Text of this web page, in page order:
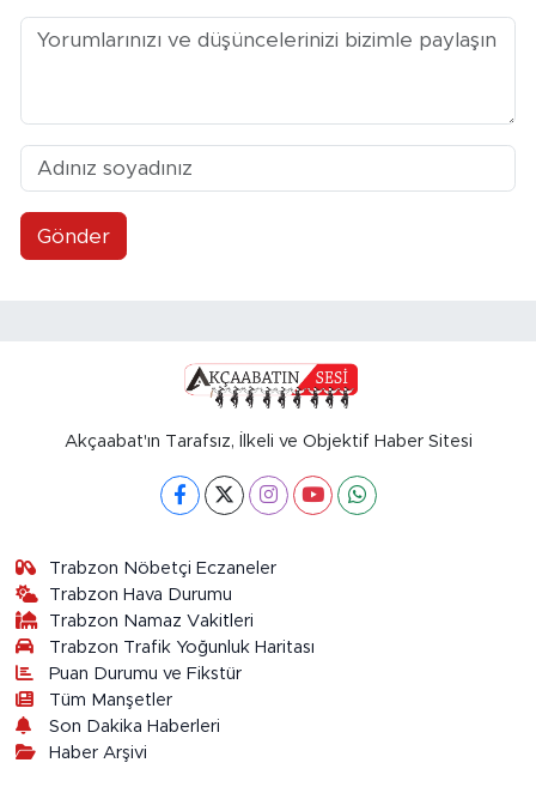
Gönder
Akçaabat'ın Tarafsız, İlkeli ve Objektif Haber Sitesi
Trabzon Nöbetçi Eczaneler
Trabzon Hava Durumu
Trabzon Namaz Vakitleri
Trabzon Trafik Yoğunluk Haritası
Puan Durumu ve Fikstür
Tüm Manşetler
Son Dakika Haberleri
Haber Arşivi